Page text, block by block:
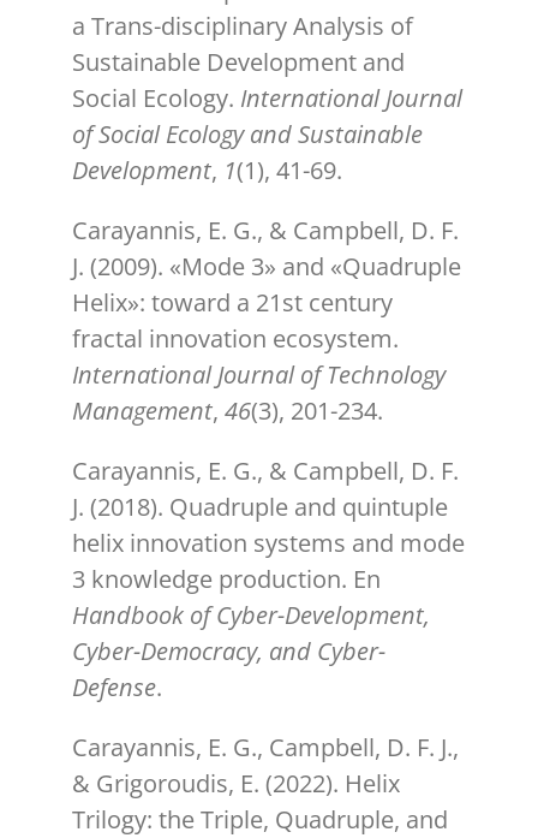
a Trans-disciplinary Analysis of
Sustainable Development and
Social Ecology. International Journal
of Social Ecology and Sustainable
Development, 1(1), 41-69.
Carayannis, E. G., & Campbell, D. F.
J. (2009). «Mode 3» and «Quadruple
Helix»: toward a 21st century
fractal innovation ecosystem.
International Journal of Technology
Management, 46(3), 201-234.
Carayannis, E. G., & Campbell, D. F.
J. (2018). Quadruple and quintuple
helix innovation systems and mode
3 knowledge production. En
Handbook of Cyber-Development,
Cyber-Democracy, and Cyber-
Defense.
Carayannis, E. G., Campbell, D. F. J.,
& Grigoroudis, E. (2022). Helix
Trilogy: the Triple, Quadruple, and